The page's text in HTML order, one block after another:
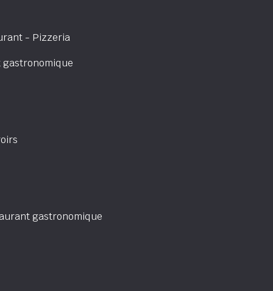
- Pizzeria
gastronomique